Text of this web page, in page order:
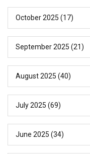
October 2025 (17)
September 2025 (21)
August 2025 (40)
July 2025 (69)
June 2025 (34)